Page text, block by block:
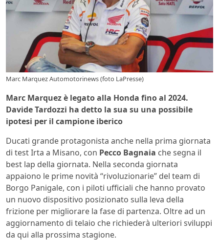
Marc Marquez Automotorinews (foto LaPresse)
Marc Marquez è legato alla Honda fino al 2024.
Davide Tardozzi ha detto la sua su una possibile
ipotesi per il campione iberico
Ducati grande protagonista anche nella prima giornata
di test Irta a Misano, con Pecco Bagnaia che segna il
best lap della giornata. Nella seconda giornata
appaiono le prime novità “rivoluzionarie” del team di
Borgo Panigale, con i piloti ufficiali che hanno provato
un nuovo dispositivo posizionato sulla leva della
frizione per migliorare la fase di partenza. Oltre ad un
aggiornamento di telaio che richiederà ulteriori sviluppi
da qui alla prossima stagione.